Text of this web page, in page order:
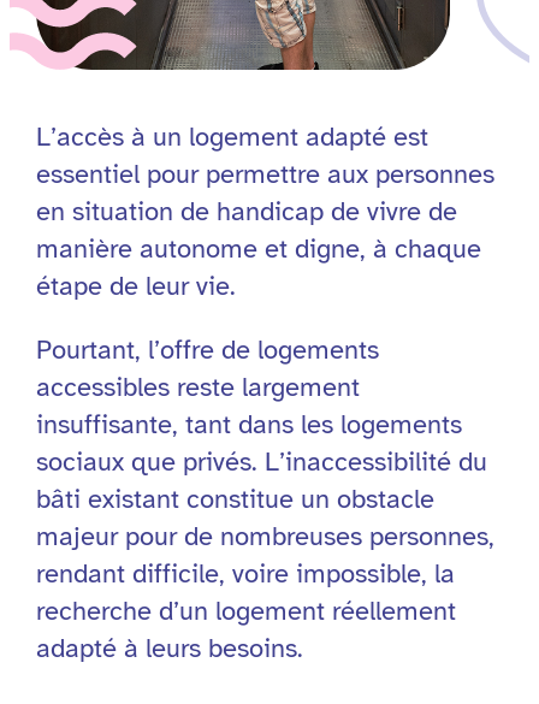
L’accès à un logement adapté est
essentiel pour permettre aux personnes
en situation de handicap de vivre de
manière autonome et digne, à chaque
étape de leur vie.
Pourtant, l’offre de logements
accessibles reste largement
insuffisante, tant dans les logements
sociaux que privés. L’inaccessibilité du
bâti existant constitue un obstacle
majeur pour de nombreuses personnes,
rendant difficile, voire impossible, la
recherche d’un logement réellement
adapté à leurs besoins.